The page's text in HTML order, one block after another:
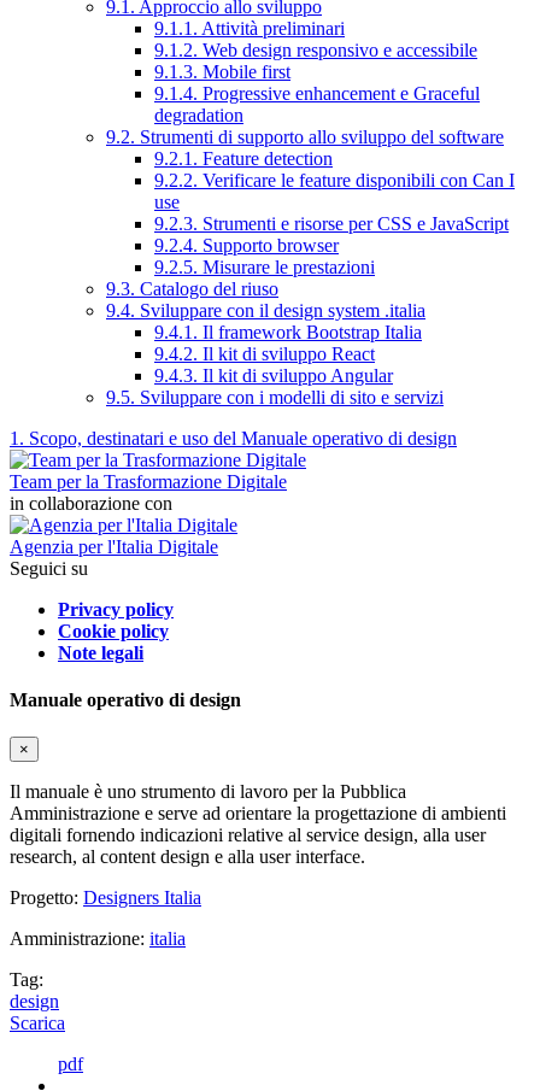
9.1. Approccio allo sviluppo
9.1.1. Attività preliminari
9.1.2. Web design responsivo e accessibile
9.1.3. Mobile first
9.1.4. Progressive enhancement e Graceful
degradation
9.2. Strumenti di supporto allo sviluppo del software
9.2.1. Feature detection
9.2.2. Verificare le feature disponibili con Can I
use
9.2.3. Strumenti e risorse per CSS e JavaScript
9.2.4. Supporto browser
9.2.5. Misurare le prestazioni
9.3. Catalogo del riuso
9.4. Sviluppare con il design system .italia
9.4.1. Il framework Bootstrap Italia
9.4.2. Il kit di sviluppo React
9.4.3. Il kit di sviluppo Angular
9.5. Sviluppare con i modelli di sito e servizi
1. Scopo, destinatari e uso del Manuale operativo di design
Team per la Trasformazione Digitale
in collaborazione con
Agenzia per l'Italia Digitale
Seguici su
Privacy policy
Cookie policy
Note legali
Manuale operativo di design
×
Il manuale è uno strumento di lavoro per la Pubblica
Amministrazione e serve ad orientare la progettazione di ambienti
digitali fornendo indicazioni relative al service design, alla user
research, al content design e alla user interface.
Progetto: Designers Italia
Amministrazione: italia
Tag:
design
Scarica
pdf